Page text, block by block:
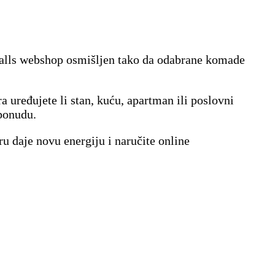
webshop osmišljen tako da odabrane komade
uređujete li stan, kuću, apartman ili poslovni
daje novu energiju i naručite online